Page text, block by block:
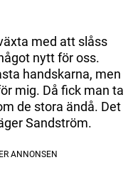
med att slåss
nytt för oss.
handskarna, men
mig. Då fick man ta
de stora ändå. Det
Sandström.